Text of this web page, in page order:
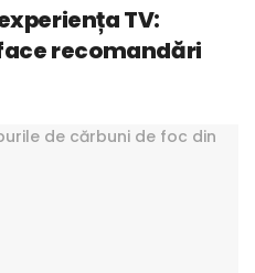
TV:
recomandări